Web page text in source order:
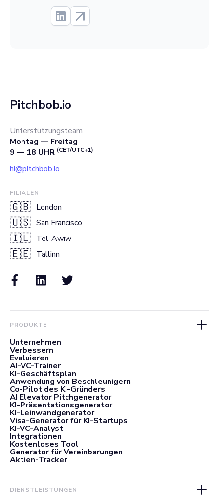
Pitchbob.io
Unterstützungsteam
Montag — Freitag
9 — 18 UHR (CET/UTC+1)
hi@pitchbob.io
FILIALEN
🇬🇧 London
🇺🇸 San Francisco
🇮🇱 Tel-Awiw
🇪🇪 Tallinn
PRODUKTE
Unternehmen
Verbessern
Evaluieren
AI-VC-Trainer
KI-Geschäftsplan
Anwendung von Beschleunigern
Co-Pilot des KI-Gründers
AI Elevator Pitchgenerator
KI-Präsentationsgenerator
KI-Leinwandgenerator
Visa-Generator für KI-Startups
KI-VC-Analyst
Integrationen
Kostenloses Tool
Generator für Vereinbarungen
Aktien-Tracker
DIENSTLEISTUNGEN